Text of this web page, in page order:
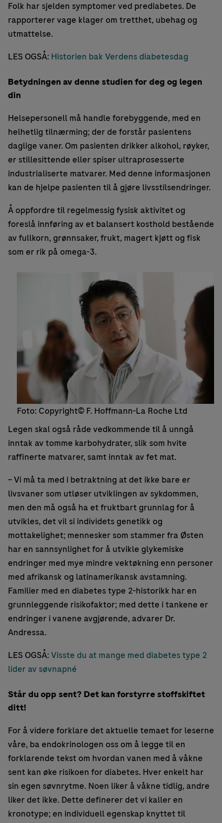
Folk har sjelden symptomer ved prediabetes. De
rapporterer vage klager om tretthet, ubehag og
utmattelse.
LES OGSÅ: Historien bak Verdens diabetesdag
Betydningen av denne studien for deg og legen
din
Helsepersonell må handle forebyggende, med en
helhetlig tilnærming; der de forstår pasientens
daglige vaner. Om pasienten drikker alkohol, røyker,
er stillesittende eller spiser ultraprosesserte
industrialiserte matvarer. Med denne informasjonen
kan de hjelpe pasienten til å gjøre livsstilsendringer.
Å oppfordre til regelmessig fysisk aktivitet og
foreslå innføring av et balansert kosthold bestående
av fullkorn, grønnsaker, frukt, magert kjøtt og fisk
som er rik på omega-3.
Foto: Copyright© F. Hoffmann-La Roche Ltd
Legen skal også råde vedkommende til å unngå
inntak av tomme karbohydrater, slik som hvite
raffinerte matvarer, samt inntak av fet mat.
– Vi må ta med i betraktning at det ikke bare er
livsvaner som utløser utviklingen av sykdommen,
men den må også ha et fruktbart grunnlag for å
utvikles, det vil si individets genetikk og
mottakelighet; mennesker som stammer fra Østen
har en sannsynlighet for å utvikle glykemiske
endringer med mye mindre vektøkning enn personer
med afrikansk og latinamerikansk avstamning.
Familier med en diabetes type 2-historikk har en
grunnleggende risikofaktor; med dette i tankene er
endringer i vanene avgjørende, advarer Dr.
Andressa.
LES OGSÅ:Visste du at mange med diabetes type 2
lider av søvnapné
Står du opp sent? Det kan forstyrre stoffskiftet
ditt!
For å videre forklare det aktuelle temaet for leserne
våre, ba endokrinologen oss om å legge til en
forklarende tekst om hvordan vanen med å våkne
sent kan øke risikoen for diabetes. Hver enkelt har
sin egen søvnrytme. Noen liker å våkne tidlig, andre
liker det ikke. Dette definerer det vi kaller en
kronotype; en individuell egenskap knyttet til